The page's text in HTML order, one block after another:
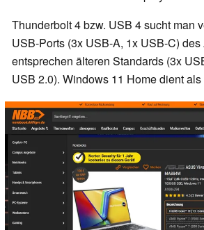
Thunderbolt 4 bzw. USB 4 sucht man
USB-Ports (3x USB-A, 1x USB-C)
entsprechen älteren Standards (3x
USB 2.0). Windows 11 Home dient